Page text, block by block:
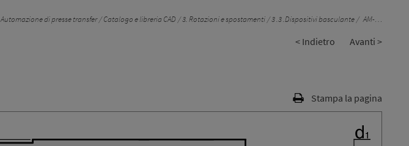
Automazione di presse transfer Catalogo e libreria CAD 3. Rotazioni e spostamenti 3 .3 .Dispositivi basculante AM-…
< Indietro Avanti >
Stampa la pagina